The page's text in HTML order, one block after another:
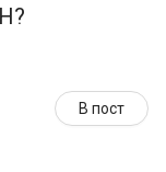
В пост